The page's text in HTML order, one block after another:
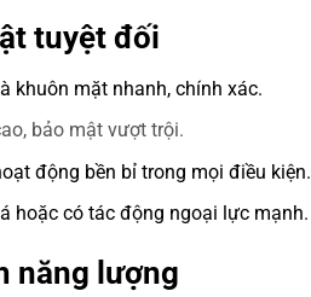
tuyệt đối
khuôn mặt nhanh, chính xác.
bảo mật vượt trội.
động bền bỉ trong mọi điều kiện.
hoặc có tác động ngoại lực mạnh.
năng lượng